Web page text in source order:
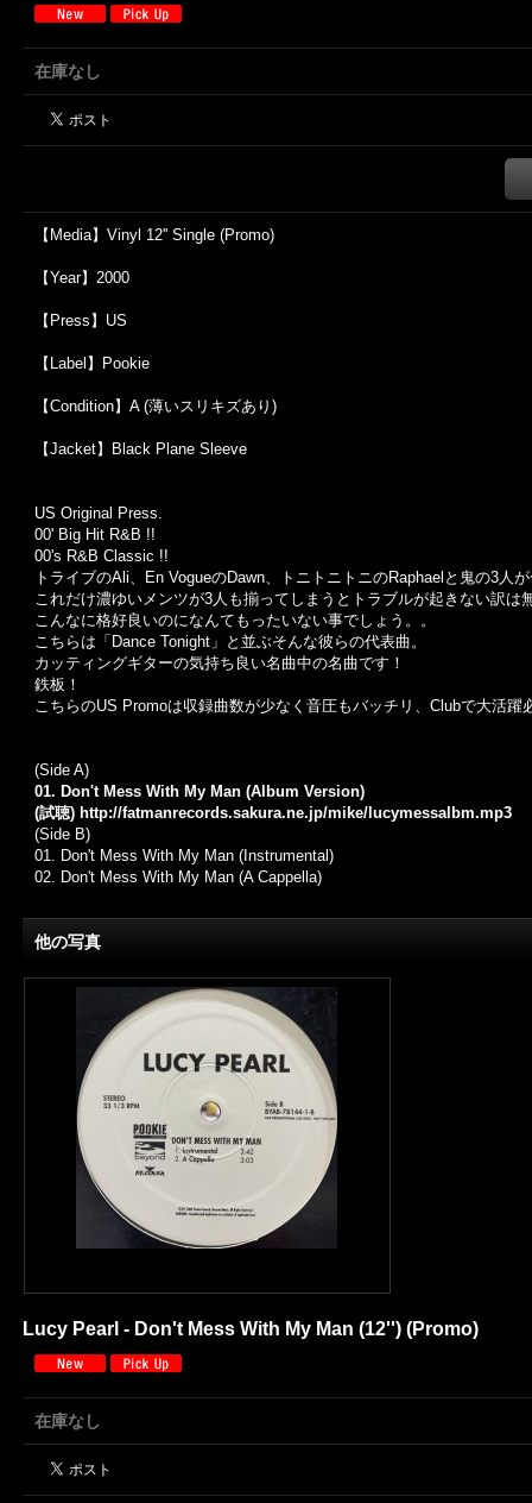
在庫なし
【Media】Vinyl 12'' Single (Promo)
【Year】2000
【Press】US
【Label】Pookie
【Condition】A (薄いスリキズあり)
【Jacket】Black Plane Sleeve
US Original Press.
00' Big Hit R&B !!
00's R&B Classic !!
トライブのAli、En VogueのDawn、トニトニトニのRaphaelと鬼の3人
これだけ濃ゆいメンツが3人も揃ってしまうとトラブルが起きない訳
こんなに格好良いのになんてもったいない事でしょう。。
こちらは「Dance Tonight」と並ぶそんな彼らの代表曲。
カッティングギターの気持ち良い名曲中の名曲です！
鉄板！
こちらのUS Promoは収録曲数が少なく音圧もバッチリ、Clubで大活躍
(Side A)
01. Don't Mess With My Man (Album Version)
(試聴) http://fatmanrecords.sakura.ne.jp/mike/lucymessalbm.mp3
(Side B)
01. Don't Mess With My Man (Instrumental)
02. Don't Mess With My Man (A Cappella)
他の写真
Lucy Pearl - Don't Mess With My Man (12'') (Promo)
在庫なし